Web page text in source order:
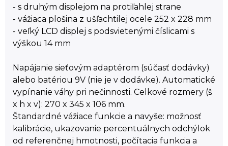
- s druhým displejom na protiľahlej strane
- vážiaca plošina z ušľachtilej ocele 252 x 228 mm
- veľký LCD displej s podsvietenými číslicami s
výškou 14 mm
Napájanie sieťovým adaptérom (súčasť dodávky)
alebo batériou 9V (nie je v dodávke). Automatické
vypínanie váhy pri nečinnosti. Celkové rozmery (š
x h x v): 270 x 345 x 106 mm.
Štandardné vážiace funkcie a navyše: možnosť
kalibrácie, ukazovanie percentuálnych odchýlok
od referenčnej hmotnosti, počítacia funkcia a